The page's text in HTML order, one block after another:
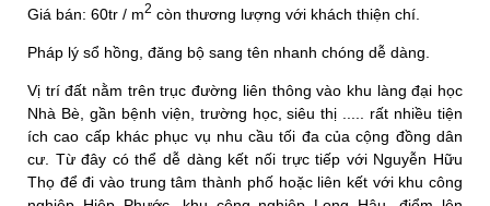
Giá bán: 60tr / m2 còn thương lượng với khách thiện chí.
Pháp lý sổ hồng, đăng bộ sang tên nhanh chóng dễ dàng.
Vị trí đất nằm trên trục đường liên thông vào khu làng đại học
Nhà Bè, gần bệnh viện, trường học, siêu thị ..... rất nhiều tiện
ích cao cấp khác phục vụ nhu cầu tối đa của cộng đồng dân
cư. Từ đây có thể dễ dàng kết nối trực tiếp với Nguyễn Hữu
Thọ để đi vào trung tâm thành phố hoặc liên kết với khu công